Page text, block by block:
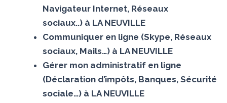
Navigateur Internet, Réseaux
sociaux..) à LA NEUVILLE
Communiquer en ligne (Skype, Réseaux
sociaux, Mails…) à LA NEUVILLE
Gérer mon administratif en ligne
(Déclaration d’impôts, Banques, Sécurité
sociale…) à LA NEUVILLE